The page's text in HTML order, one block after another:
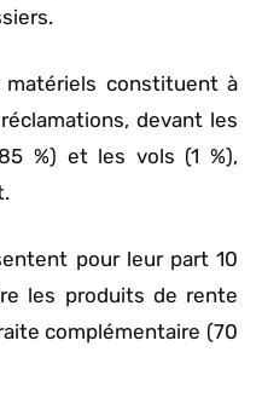
constituent à
devant les
%) et les vols (1 %),
pour leur part 10
les produits de rente
complémentaire (70